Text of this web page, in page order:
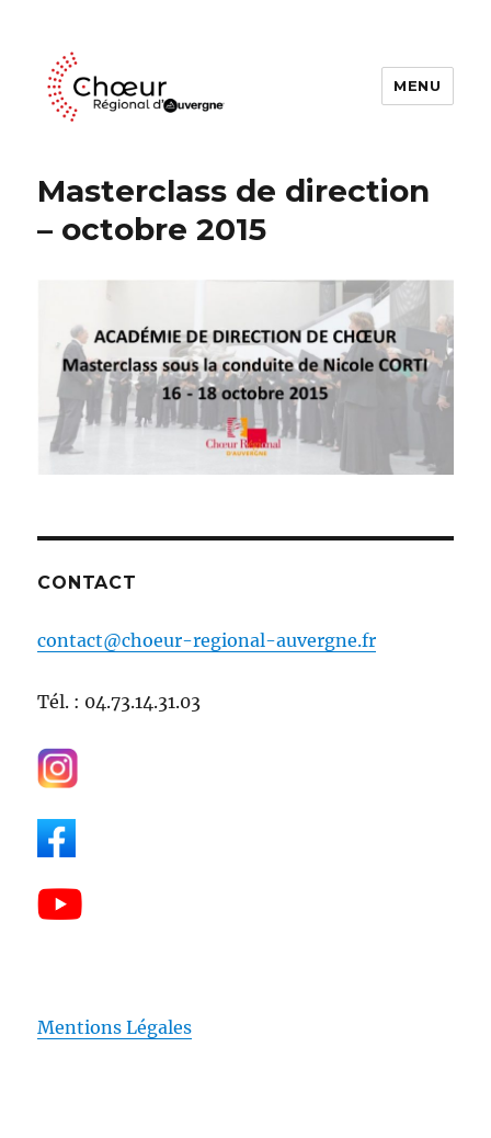
MENU
Masterclass de direction
– octobre 2015
CONTACT
contact@choeur-regional-auvergne.fr
Tél. : 04.73.14.31.03
Mentions Légales